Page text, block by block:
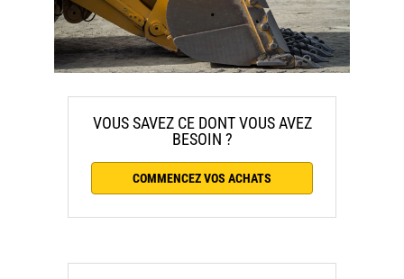
VOUS SAVEZ CE DONT VOUS AVEZ
BESOIN ?
COMMENCEZ VOS ACHATS